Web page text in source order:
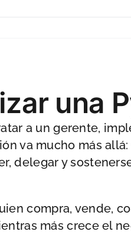
una
a un gerente,
va mucho más
delegar y
compra, vende,
más crece el